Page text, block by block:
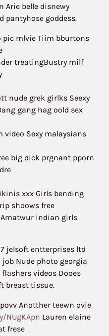
Arie belle disnewy
pantyhose goddess.
pic mlvie Tiim bburtons
treatingBustry milf
nude grek girlks Seexy
gang hag oold sex
video Sexy malaysians
big dick prgnant pporn
xxx Girls bending
shoows free
indian girls
jelsoft entterprises ltd
Nude photo georgia
flashers videos Dooes
breast tissue.
Anotther teewn ovie
NUgKApn Lauren elaine
frese